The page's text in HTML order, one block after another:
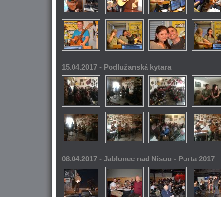
15.04.2017 - Podlužanská kytara
08.04.2017 - Jablonec nad Nisou - Porta 2017